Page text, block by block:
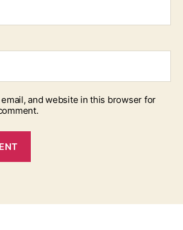
email, and website in this browser for